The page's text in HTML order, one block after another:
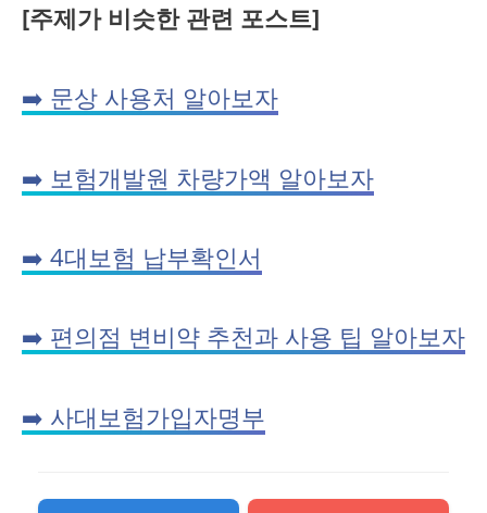
[주제가 비슷한 관련 포스트]
➡️ 문상 사용처 알아보자
➡️ 보험개발원 차량가액 알아보자
➡️ 4대보험 납부확인서
➡️ 편의점 변비약 추천과 사용 팁 알아보자
➡️ 사대보험가입자명부